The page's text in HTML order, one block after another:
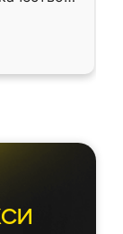
почти